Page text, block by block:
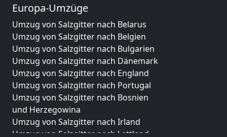
Europa-Umzüge
Umzug von Salzgitter nach Belarus
Umzug von Salzgitter nach Belgien
Umzug von Salzgitter nach Bulgarien
Umzug von Salzgitter nach Dänemark
Umzug von Salzgitter nach England
Umzug von Salzgitter nach Portugal
Umzug von Salzgitter nach Bosnien
und Herzegowina
Umzug von Salzgitter nach Irland
Umzug von Salzgitter nach Lettland